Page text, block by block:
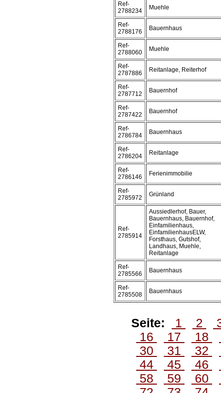
Ref-
2788234
Muehle
Ref-
2788176
Bauernhaus
Ref-
2788060
Muehle
Ref-
2787886
Reitanlage, Reiterhof
Ref-
2787712
Bauernhof
Ref-
2787422
Bauernhof
Ref-
2786784
Bauernhaus
Ref-
2786204
Reitanlage
Ref-
2786146
Ferienimmobilie
Ref-
2785972
Grünland
Ref-
2785914
Aussiedlerhof, Bauer,
Bauernhaus, Bauernhof,
Einfamilienhaus,
EinfamilienhausELW,
Forsthaus, Gutshof,
Landhaus, Muehle,
Reitanlage
Ref-
2785566
Bauernhaus
Ref-
2785508
Bauernhaus
Seite: 1 2
16
17 18
30
31 32
44
45 46
58
59 60